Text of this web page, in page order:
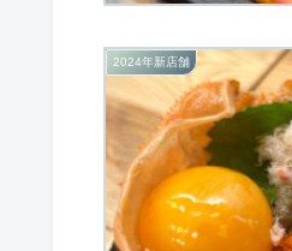
2024年新店舗